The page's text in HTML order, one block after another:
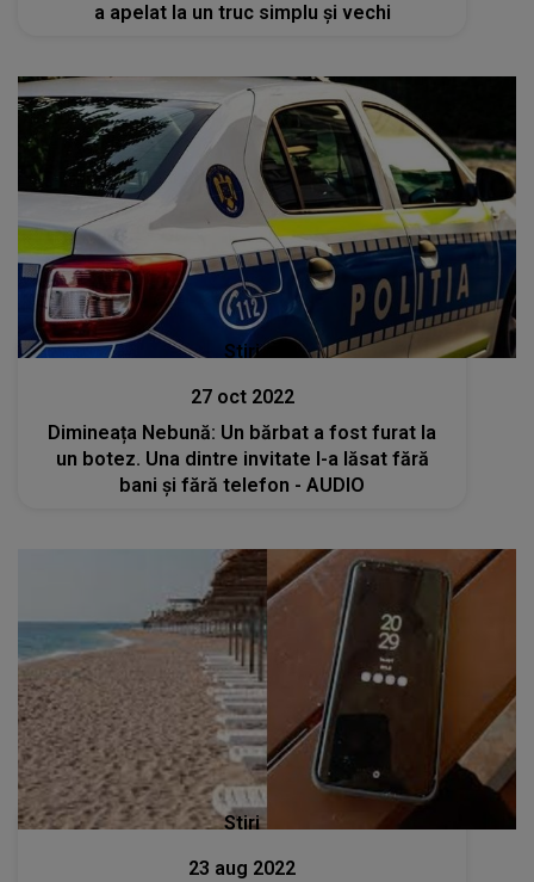
a apelat la un truc simplu și vechi
Stiri
27 oct 2022
Dimineața Nebună: Un bărbat a fost furat la
un botez. Una dintre invitate l-a lăsat fără
bani și fără telefon - AUDIO
Stiri
23 aug 2022